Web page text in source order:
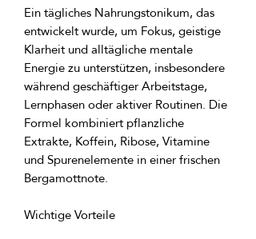
Ein tägliches Nahrungstonikum, das
entwickelt wurde, um Fokus, geistige
Klarheit und alltägliche mentale
Energie zu unterstützen, insbesondere
während geschäftiger Arbeitstage,
Lernphasen oder aktiver Routinen. Die
Formel kombiniert pflanzliche
Extrakte, Koffein, Ribose, Vitamine
und Spurenelemente in einer frischen
Bergamottnote.
Wichtige Vorteile